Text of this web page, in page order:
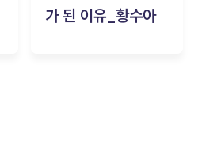
가 된 이유_황수아